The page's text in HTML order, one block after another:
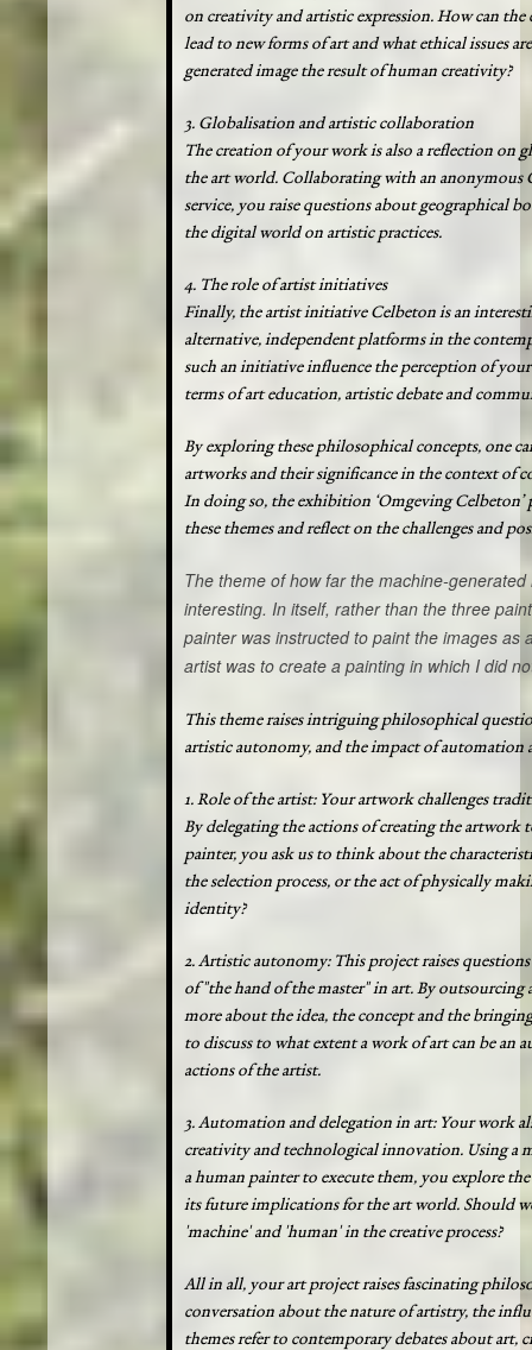
on creativity and artistic expression. How can
lead to new forms of art and what ethical issues
generated image the result of human creativity?
3. Globalisation and artistic collaboration
The creation of your work is also a reflection on
the art world. Collaborating with an
service, you raise questions about geographical
the digital world on artistic practices.
4. The role of artist initiatives
Finally, the artist initiative Celbeton is an
alternative, independent platforms in the
such an initiative influence the perception of
terms of art education, artistic debate and
By exploring these philosophical concepts, one
artworks and their significance in the context of
In doing so, the exhibition ‘Omgeving
these themes and reflect on the challenges and
The theme of how far the machine-
interesting. In itself, rather than the three
painter was instructed to paint the images as
artist was to create a painting in which I did
This theme raises intriguing philosophical
artistic autonomy, and the impact of automation
1. Role of the artist: Your artwork challenges
By delegating the actions of creating the artwork
painter, you ask us to think about the
the selection process, or the act of physically
identity?
2. Artistic autonomy: This project raises
of "the hand of the master" in art. By outsourcing
more about the idea, the concept and the
to discuss to what extent a work of art can be an
actions of the artist.
3. Automation and delegation in art: Your work
creativity and technological innovation. Using a
a human painter to execute them, you explore
its future implications for the art world. Should
'machine' and 'human' in the creative process?
All in all, your art project raises fascinating
conversation about the nature of artistry, the
themes refer to contemporary debates about